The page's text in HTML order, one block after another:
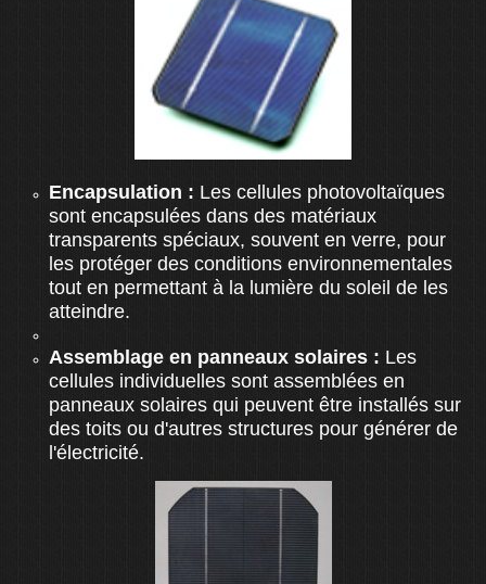
Encapsulation : Les cellules photovoltaïques
sont encapsulées dans des matériaux
transparents spéciaux, souvent en verre, pour
les protéger des conditions environnementales
tout en permettant à la lumière du soleil de les
atteindre.
Assemblage en panneaux solaires : Les
cellules individuelles sont assemblées en
panneaux solaires qui peuvent être installés sur
des toits ou d'autres structures pour générer de
l'électricité.